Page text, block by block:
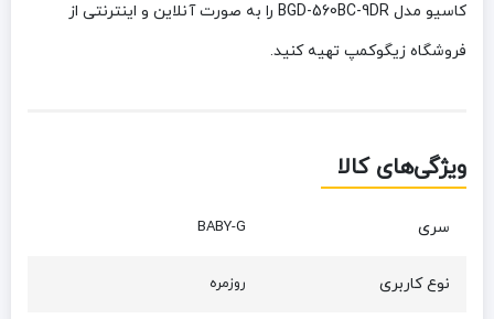
کاسیو مدل BGD-560BC-9DR را به صورت آنلاین و اینترنتی از
فروشگاه زیگوکمپ تهیه کنید.
ویژگی‌های کالا
سری BABY-G
نوع کاربری روزمره